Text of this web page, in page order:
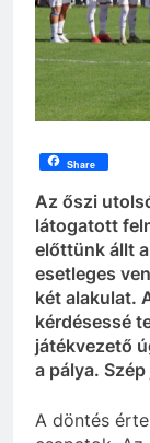
Share
Az őszi
látogatott
előttünk állt
esetleges
két alakulat.
kérdésessé
játékvezető
a pálya.
A döntés